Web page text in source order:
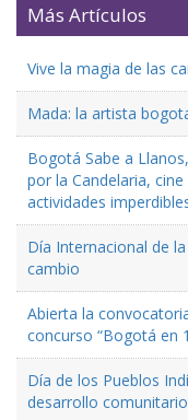
Más Artículos
Vive la magia de las
Mada: la artista
Bogotá Sabe a
por la Candelaria,
actividades
Día Internacional de
cambio
Abierta la
concurso “Bogotá en
Día de los Pueblos
desarrollo comunitario